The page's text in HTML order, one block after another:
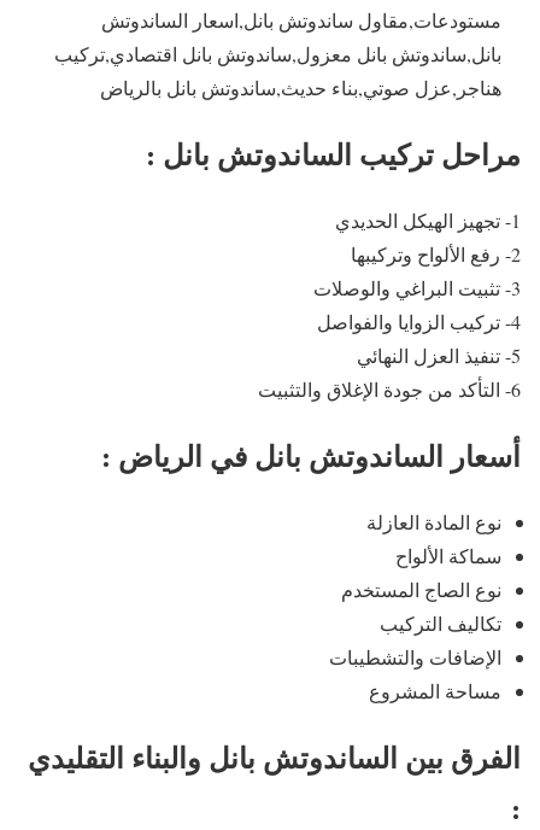
مستودعات,مقاول ساندوتش بانل,اسعار الساندوتش
بانل,ساندوتش بانل معزول,ساندوتش بانل اقتصادي,تركيب
هناجر,عزل صوتي,بناء حديث,ساندوتش بانل بالرياض
مراحل تركيب الساندوتش بانل :
1- تجهيز الهيكل الحديدي
2- رفع الألواح وتركيبها
3- تثبيت البراغي والوصلات
4- تركيب الزوايا والفواصل
5- تنفيذ العزل النهائي
6- التأكد من جودة الإغلاق والتثبيت
أسعار الساندوتش بانل في الرياض :
نوع المادة العازلة
سماكة الألواح
نوع الصاج المستخدم
تكاليف التركيب
الإضافات والتشطيبات
مساحة المشروع
الفرق بين الساندوتش بانل والبناء التقليدي
: